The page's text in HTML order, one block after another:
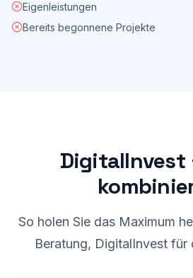
Eigenleistungen
Bereits begonnene Projekte
DigitalInvest
So holen Sie das Maximum
Beratung, DigitalInvest für